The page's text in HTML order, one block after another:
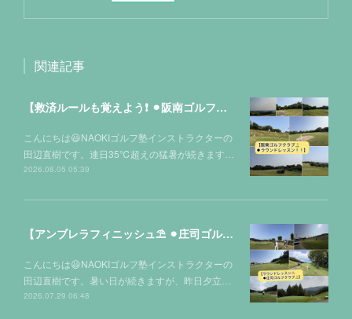
関連記事
【救済ルールも覚えよう❗️ ⚫︎阪南ゴルフクラブ⛳️】
こんにちは😃NAOKIゴルフ塾インストラクターの
田辺直樹です。連日35℃超えの猛暑が続きます…
2026.08.05 05:39
【アンブレラフィニッシュ⛱️ ⚫︎庄司ゴルフクラブ⛳️】
こんにちは😃NAOKIゴルフ塾インストラクターの
田辺直樹です。暑い日が続きますが、昨日夕立…
2026.07.29 06:48